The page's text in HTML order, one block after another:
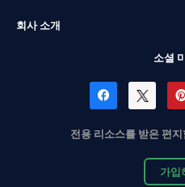
회사 소개
소셜
전용 리소스를 받은 편
가입